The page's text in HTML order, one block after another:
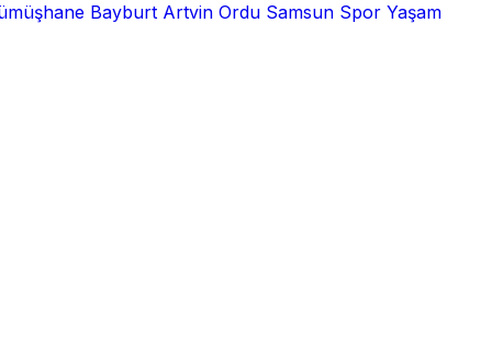
Bayburt Artvin Ordu Samsun Spor Yaşam